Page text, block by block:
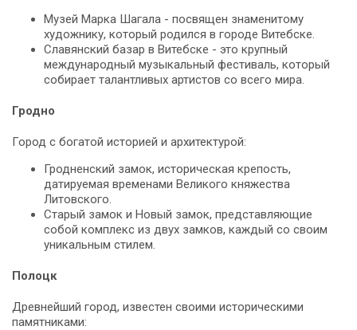
Музей Марка Шагала - посвящен знаменитому
художнику, который родился в городе Витебске.
Славянский базар в Витебске - это крупный
международный музыкальный фестиваль, который
собирает талантливых артистов со всего мира.
Гродно
Город с богатой историей и архитектурой:
Гродненский замок, историческая крепость,
датируемая временами Великого княжества
Литовского.
Старый замок и Новый замок, представляющие
собой комплекс из двух замков, каждый со своим
уникальным стилем.
Полоцк
Древнейший город, известен своими историческими
памятниками: